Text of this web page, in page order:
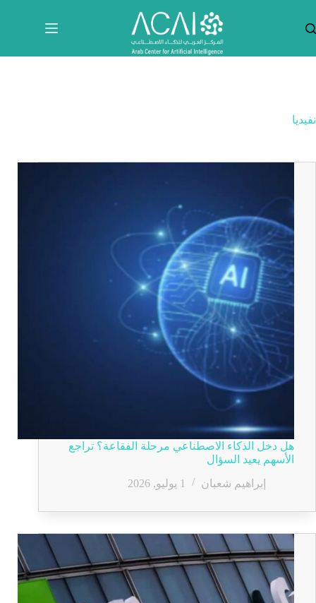
المحتوى
نفيديا
هل دخل الذكاء الاصطناعي مرحلة الفقاعة؟ تراجع
الأسهم يعيد السؤال
إبراهيم شعبان
1 يوليو, 2026